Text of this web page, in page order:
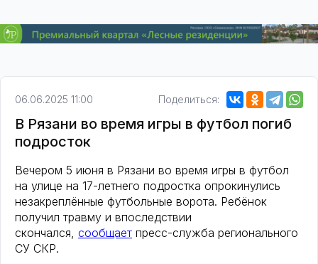
06.06.2025 11:00 Поделиться:
В Рязани во время игры в футбол погиб
подросток
Вечером 5 июня в Рязани во время игры в футбол
на улице на 17-летнего подростка опрокинулись
незакреплённые футбольные ворота. Ребёнок
получил травму и впоследствии
скончался, сообщает пресс-служба регионального
СУ СКР.